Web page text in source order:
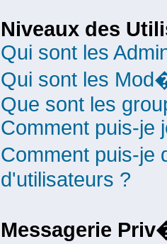
Niveaux des
Qui sont les
Qui sont les
Que sont les
Comment puis-je
Comment puis-je
d'utilisateurs ?
Messagerie